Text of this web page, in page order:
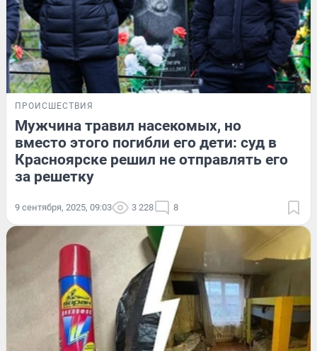
ПРОИСШЕСТВИЯ
Мужчина травил насекомых, но
вместо этого погибли его дети: суд в
Красноярске решил не отправлять его
за решетку
9 сентября, 2025, 09:03 3 228 8